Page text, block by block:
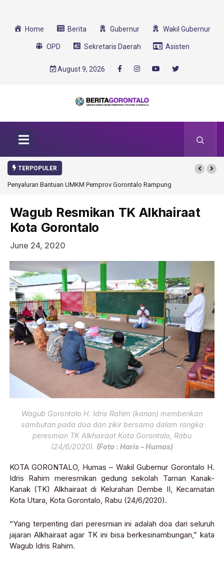
Home Berita Gubernur Wakil Gubernur
OPD Sekretaris Daerah Asisten
August 9, 2026
TERPOPULER
Penyaluran Bantuan UMKM Pemprov Gorontalo RampungGorontalo Ikut
Wagub Resmikan TK Alkhairaat
Kota Gorontalo
June 24, 2020
Wagub Gorontalo H. Idris Rahim (kanan) memberikan
sambutan pada doa dan zikir bersama dalam rangka
peresmian TK Alkhairaat Kota Gorontalo, Rabu
(24/6/2020). (Foto : Haris – Humas)
KOTA GORONTALO, Humas – Wakil Gubernur Gorontalo H.
Idris Rahim meresmikan gedung sekolah Taman Kanak-
Kanak (TK) Alkhairaat di Kelurahan Dembe II, Kecamatan
Kota Utara, Kota Gorontalo, Rabu (24/6/2020).
“Yang terpenting dari peresmian ini adalah doa dari seluruh
jajaran Alkhairaat agar TK ini bisa berkesinambungan,” kata
Wagub Idris Rahim.